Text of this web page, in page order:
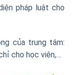
pháp luật cho
của trung tâm:
cho học viên,…